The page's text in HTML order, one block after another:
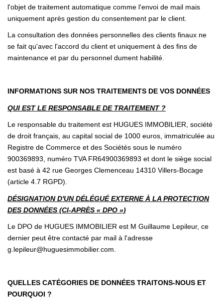
l'objet de traitement automatique comme l'envoi de mail mais
uniquement après gestion du consentement par le client.
La consultation des données personnelles des clients finaux ne
se fait qu'avec l'accord du client et uniquement à des fins de
maintenance et par du personnel dument habilité.
INFORMATIONS SUR NOS TRAITEMENTS DE VOS DONNÉES
QUI EST LE RESPONSABLE DE TRAITEMENT ?
Le responsable du traitement est HUGUES IMMOBILIER, société
de droit français, au capital social de 1000 euros, immatriculée au
Registre de Commerce et des Sociétés sous le numéro
900369893, numéro TVA FR64900369893 et dont le siège social
est basé à 42 rue Georges Clemenceau 14310 Villers-Bocage
(article 4.7 RGPD).
DÉSIGNATION D'UN DÉLÉGUÉ EXTERNE À LA PROTECTION
DES DONNÉES (CI-APRÈS « DPO »)
Le DPO de HUGUES IMMOBILIER est M Guillaume Lepileur, ce
dernier peut être contacté par mail à l'adresse
g.lepileur@huguesimmobilier.com.
QUELLES CATÉGORIES DE DONNÉES TRAITONS-NOUS ET
POURQUOI ?